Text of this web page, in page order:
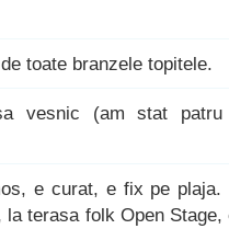
toate branzele topitele.
vesnic (am stat
e curat, e fix pe
terasa folk Open